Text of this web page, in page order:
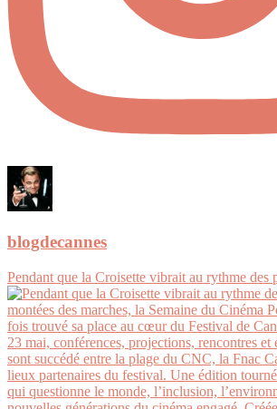
blogdecannes
Pendant que la Croisette vibrait au rythme des